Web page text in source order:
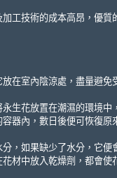
工技術的成本高昂，優
在室內陰涼處，盡量避免
生花放置在潮濕的環境
器內，數日後便可恢復原
，如果缺少了水分，它
材中放入乾燥劑，都會使